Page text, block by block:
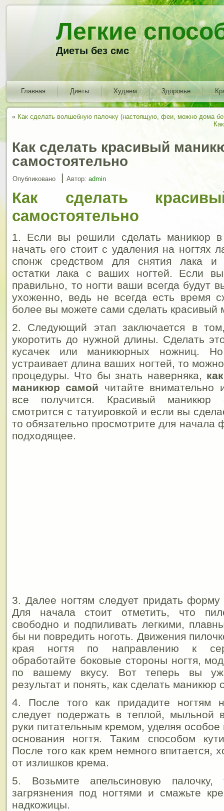
Легкие
Диеты без смс
Главная Диеты Худаем Здоровье
« Как сделать волшебную палочку (настоящую, феи, можно дома
Как сделать красивый
самостоятельно
Опубликовано | Автор: admin
Как сделать
самостоятельно
1. Если вы решили сделать маникюр
начать его стоит с удаления на ногтях
спонж средством для снятия лака и
остатки лака с ваших ногтей. Если
правильно, то ногти ваши всегда будут
ухоженно, ведь не всегда есть время
более вы можете сами сделать красивый
2. Следующий этап заключается в
укоротить до нужной длины. Сделать
кусачек или маникюрных ножниц.
устраивает длина ваших ногтей, то
процедуры. Что бы знать наверняка,
маникюр самой читайте внимательно
все получится. Красивый маникюр
смотрится с татуировкой и если вы
то обязательно просмотрите для начала
подходящее.
3. Далее ногтям следует придать
Для начала стоит отметить, что
свободно и подпиливать легкими,
бы ни повредить ноготь. Движения
края ногтя по направлению к
обработайте боковые стороны ногтя,
по вашему вкусу. Вот теперь вы
результат и понять, как сделать маникюр
4. После того как придадите ногтям
следует подержать в теплой, мыльной
руки питательным кремом, уделяя
основания ногтя. Таким способом
После того как крем немного впитается,
от излишков крема.
5. Возьмите апельсиновую палочку,
загрязнения под ногтями и смажьте
надкожицы.